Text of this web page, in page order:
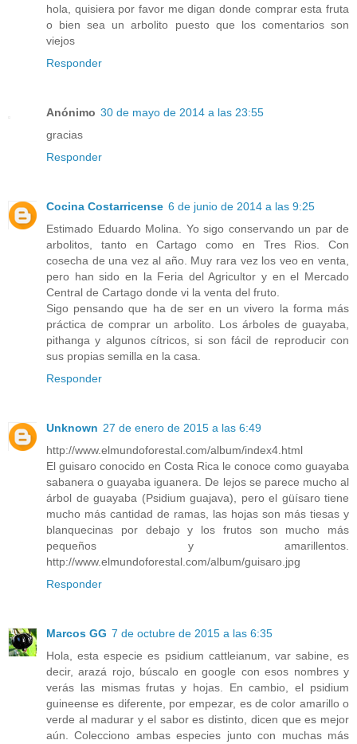
hola, quisiera por favor me digan donde comprar esta fruta
o bien sea un arbolito puesto que los comentarios son
viejos
Responder
Anónimo 30 de mayo de 2014 a las 23:55
gracias
Responder
Cocina Costarricense 6 de junio de 2014 a las 9:25
Estimado Eduardo Molina. Yo sigo conservando un par de
arbolitos, tanto en Cartago como en Tres Rios. Con
cosecha de una vez al año. Muy rara vez los veo en venta,
pero han sido en la Feria del Agricultor y en el Mercado
Central de Cartago donde vi la venta del fruto.
Sigo pensando que ha de ser en un vivero la forma más
práctica de comprar un arbolito. Los árboles de guayaba,
pithanga y algunos cítricos, si son fácil de reproducir con
sus propias semilla en la casa.
Responder
Unknown 27 de enero de 2015 a las 6:49
http://www.elmundoforestal.com/album/index4.html
El guisaro conocido en Costa Rica le conoce como guayaba
sabanera o guayaba iguanera. De lejos se parece mucho al
árbol de guayaba (Psidium guajava), pero el güísaro tiene
mucho más cantidad de ramas, las hojas son más tiesas y
blanquecinas por debajo y los frutos son mucho más
pequeños y amarillentos.
http://www.elmundoforestal.com/album/guisaro.jpg
Responder
Marcos GG 7 de octubre de 2015 a las 6:35
Hola, esta especie es psidium cattleianum, var sabine, es
decir, arazá rojo, búscalo en google con esos nombres y
verás las mismas frutas y hojas. En cambio, el psidium
guineense es diferente, por empezar, es de color amarillo o
verde al madurar y el sabor es distinto, dicen que es mejor
aún. Colecciono ambas especies junto con muchas más